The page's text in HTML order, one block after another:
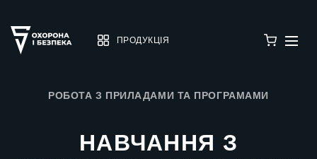
ПРОДУКЦІЯ
РОБОТА З ПРИЛАДАМИ ТА ПРОГРАМАМИ
НАВЧАННЯ З